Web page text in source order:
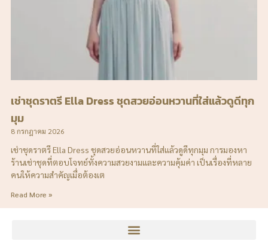
เช่าชุดราตรี Ella Dress ชุดสวยอ่อนหวานที่ใส่แล้วดูดีทุก
มุม
8 กรกฎาคม 2026
เช่าชุดราตรี Ella Dress ชุดสวยอ่อนหวานที่ใส่แล้วดูดีทุกมุม การมองหา
ร้านเช่าชุดที่ตอบโจทย์ทั้งความสวยงามและความคุ้มค่า เป็นเรื่องที่หลาย
คนให้ความสำคัญเมื่อต้องเต
Read More »